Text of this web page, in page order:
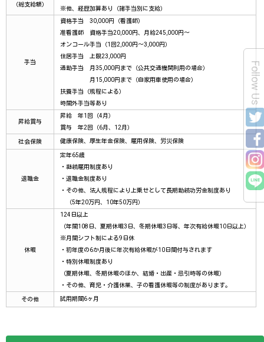
（総支給額）
※他、経歴加算あり（諸手当別に支給）
手当
資格手当 30,000円（看護師）
准看護師 資格手当20,000円、月給245,000円～
オンコール手当（1回2,000円～3,000円）
住居手当 上限23,000円
通勤手当 月35,000円まで（公共交通機関利用の場合）
月15,000円まで（自家用車使用の場合）
扶養手当（規程による）
時間外手当等あり
昇給賞与
昇給 年1回（4月）
賞与 年2回（6月、12月）
社会保険 健康保険、厚生年金保険、雇用保険、労災保険
退職金
定年65歳
・継続雇用制度あり
・退職金制度あり
・その他、法人規程により上乗せとして長期勤続功労金制度あり
（5年20万円、10年50万円）
休暇
124日以上
（年間108日、夏期休暇3日、冬期休暇3日等、年次有給休暇10日以上）
※月間シフト制による9日休
・初年度の6か月後に年次有給休暇が10日間付与されます
・特別休暇制度あり
（夏期休暇、冬期休暇のほか、結婚・出産・忌引時等の休暇）
・その他、育児・介護休業、子の看護休暇等の制度があります。
その他 試用期間6ヶ月
Follow Us